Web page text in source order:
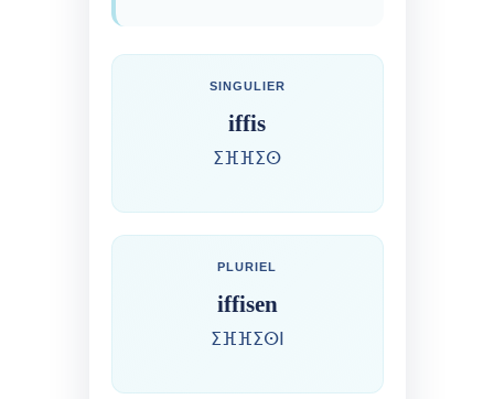
SINGULIER
iffis
ⵉⴼⴼⵉⵙ
PLURIEL
iffisen
ⵉⴼⴼⵉⵙⵏ